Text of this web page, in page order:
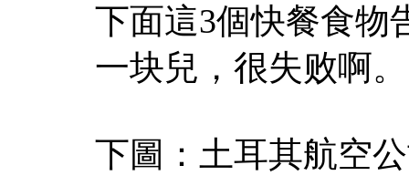
下面這3個快餐食物
一块兒，很失败啊。
下圖：土耳其航空